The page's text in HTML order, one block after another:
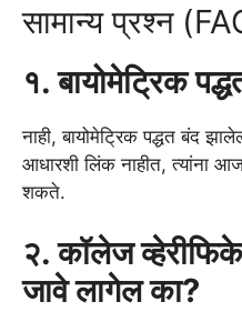
सामान्य प्रश्न
१. बायोमेट्रिक
नाही, बायोमेट्रिक पद्धत बंद
आधारशी लिंक नाहीत, त्यांना
शकते.
२. कॉलेज
जावे लागेल का?